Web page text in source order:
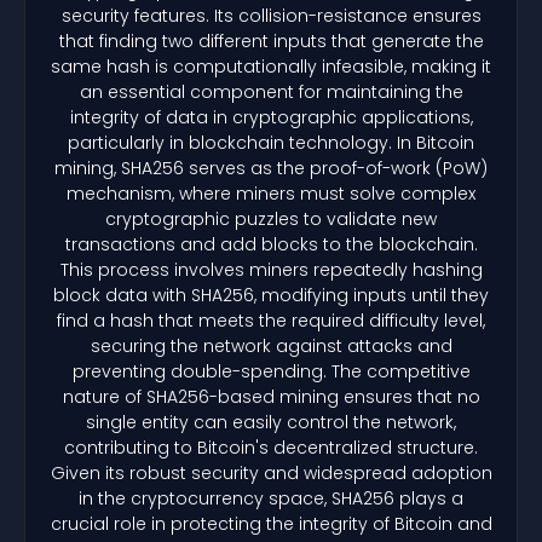
security features. Its collision-resistance ensures
that finding two different inputs that generate the
same hash is computationally infeasible, making it
an essential component for maintaining the
integrity of data in cryptographic applications,
particularly in blockchain technology. In Bitcoin
mining, SHA256 serves as the proof-of-work (PoW)
mechanism, where miners must solve complex
cryptographic puzzles to validate new
transactions and add blocks to the blockchain.
This process involves miners repeatedly hashing
block data with SHA256, modifying inputs until they
find a hash that meets the required difficulty level,
securing the network against attacks and
preventing double-spending. The competitive
nature of SHA256-based mining ensures that no
single entity can easily control the network,
contributing to Bitcoin's decentralized structure.
Given its robust security and widespread adoption
in the cryptocurrency space, SHA256 plays a
crucial role in protecting the integrity of Bitcoin and